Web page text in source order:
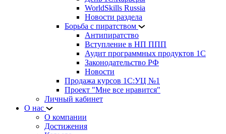
WorldSkills Russia
Новости раздела
Борьба с пиратством
Антипиратство
Вступление в НП ППП
Аудит программных продуктов 1С
Законодательство РФ
Новости
Продажа курсов 1С:УЦ №1
Проект "Мне все нравится"
Личный кабинет
О нас
О компании
Достижения